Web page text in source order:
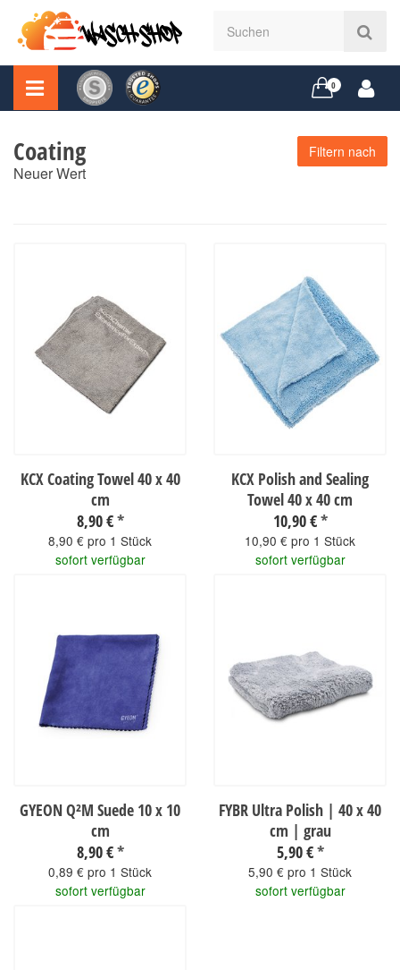
0
Coating
Neuer Wert
Filtern nach
KCX Coating Towel 40 x 40
cm
8,90 €*
8,90 € pro 1 Stück
sofort verfügbar
KCX Polish and Sealing
Towel 40 x 40 cm
10,90 €*
10,90 € pro 1 Stück
sofort verfügbar
GYEON Q²M Suede 10 x 10
cm
8,90 €*
0,89 € pro 1 Stück
sofort verfügbar
FYBR Ultra Polish | 40 x 40
cm | grau
5,90 €*
5,90 € pro 1 Stück
sofort verfügbar